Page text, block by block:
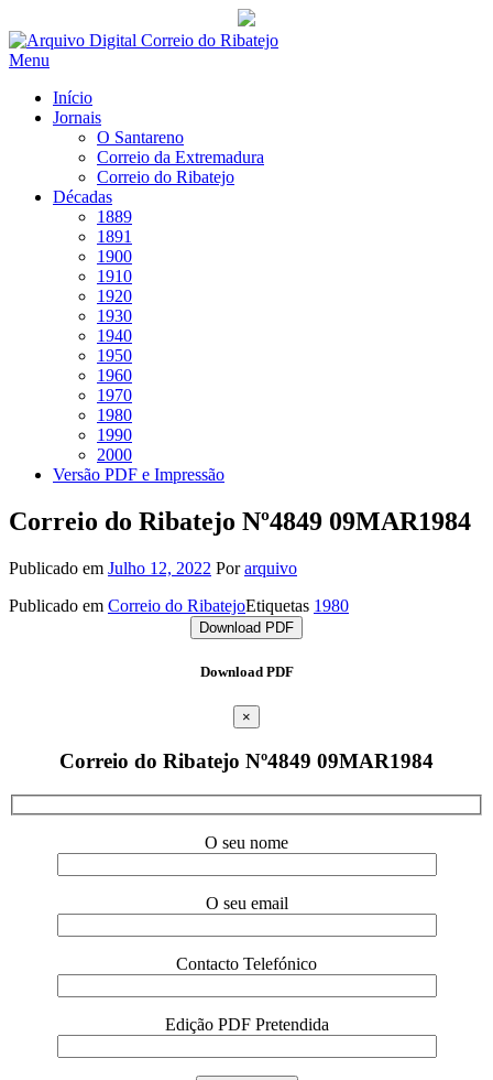
Saltar
para
Menu
Início
Jornais
O Santareno
Correio da Extremadura
Correio do Ribatejo
Décadas
1889
1891
1900
1910
1920
1930
1940
1950
1960
1970
1980
1990
2000
Versão PDF e Impressão
Correio do Ribatejo Nº4849 09MAR1984
Publicado em Julho 12, 2022 Porarquivo
Publicado em Correio do RibatejoEtiquetas 1980
Download PDF
Download PDF
×
Correio do Ribatejo Nº4849 09MAR1984
O seu nome
O seu email
Contacto Telefónico
Edição PDF Pretendida